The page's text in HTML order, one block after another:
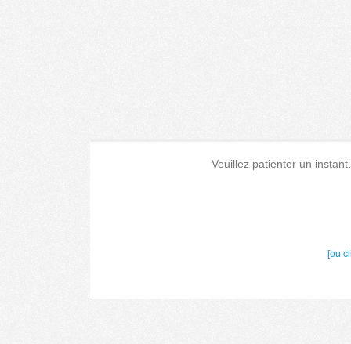
Veuillez patienter un
[ou